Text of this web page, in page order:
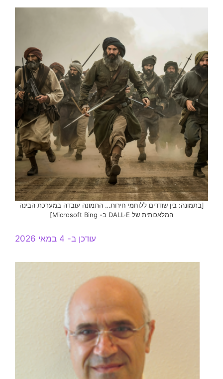
[בתמונה: בין שודדים ללוחמי חירות… התמונה עובדה במערכת הבינה
המלאכותית של DALL·E ב- Microsoft Bing]
עודכן ב- 4 במאי 2026